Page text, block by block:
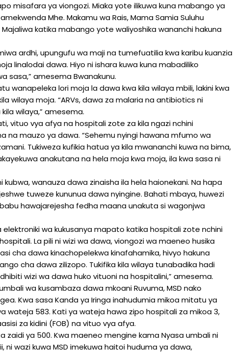
misafara ya viongozi. Miaka yote ilikuwa kuna mabango ya
Mhe. Makamu wa Rais, Mama Samia Suluhu
Majaliwa katika mabango yote waliyoshika wananchi hakuna
ardhi, upungufu wa maji na tumefuatilia kwa karibu kuanzia
linalodai dawa. Hiyo ni ishara kuwa kuna mabadiliko
sasa,” amesema Bwanakunu.
wanapeleka lori moja la dawa kwa kila wilaya mbili, lakini kwa
wilaya moja. “ARVs, dawa za malaria na antibiotics ni
wilaya,” amesema.
vituo vya afya na hospitali zote za kila ngazi nchini
na mauzo ya dawa. “Sehemu nyingi hawana mfumo wa
Tukiweza kufikia hatua ya kila mwananchi kuwa na bima,
anakutana na hela moja kwa moja, ila kwa sasa ni
wanauza dawa zinaisha ila hela haionekani. Na hapa
tuweze kununua dawa nyingine. Bahati mbaya, huwezi
hawajarejesha fedha maana unakuta si wagonjwa
wa kukusanya mapato katika hospitali zote nchini
La pili ni wizi wa dawa, viongozi wa maeneo husika
cha dawa kinachopelekwa kinafahamika, hivyo hakuna
cha dawa zilizopo. Tukifika kila wilaya tunabadika hadi
wizi wa dawa huko vituoni na hospitalini,” amesema.
wa kusambaza dawa mkoani Ruvuma, MSD nako
Kwa sasa Kanda ya Iringa inahudumia mikoa mitatu ya
wateja 583. Kati ya wateja hawa zipo hospitali za mikoa 3,
za kidini (FOB) na vituo vya afya.
zaidi ya 500. Kwa maeneo mengine kama Nyasa umbali ni
wazi kuwa MSD imekuwa haitoi huduma ya dawa,